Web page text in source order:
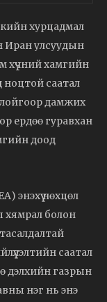
хурцадмал
Иран улсуудын
хүчний хамгийн
ноцтой саатал
дамжих
ердөө гуравхан
доод
энэхүү нөхцөл
хямрал болон
саатал
дэлхийн газрын
нэг нь энэ